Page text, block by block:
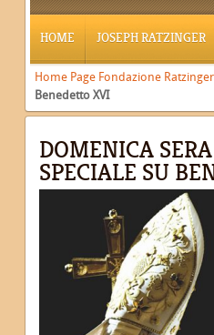
HOME JOSEPH RATZINGER
Home Page Fondazione Ratzinger
Benedetto XVI
DOMENICA
SPECIALE SU